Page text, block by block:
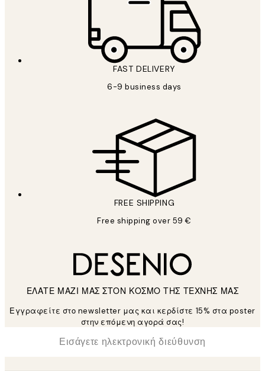
FAST DELIVERY
6-9 business days
FREE SHIPPING
Free shipping over 59 €
ΕΛΑΤΕ ΜΑΖΙ ΜΑΣ ΣΤΟΝ ΚΟΣΜΟ ΤΗΣ ΤΕΧΝΗΣ ΜΑΣ
Εγγραφείτε στο newsletter μας και κερδίστε 15% στα poster
στην επόμενη αγορά σας!
Ηλεκτρονική Διεύθυνση